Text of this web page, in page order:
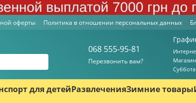
оферты Политика в отношении персональных данных
068 555-95-81
Перезвонить вам?
для детейРазвлеченияЗимние товары